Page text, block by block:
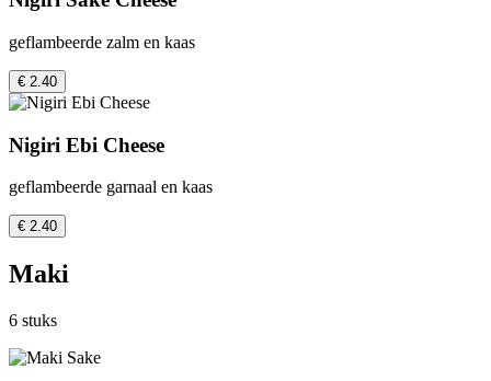
geflambeerde zalm en kaas
€ 2.40
Nigiri Ebi Cheese
geflambeerde garnaal en kaas
€ 2.40
Maki
6 stuks